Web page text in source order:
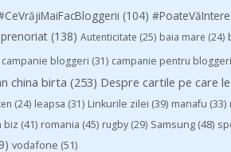
(104)
(138) Autenticitate (25) baia mare (24)
campanie bloggeri (31) campanie pentru
china birta (253) Despre cartile pe care
(24) leapsa (31) Linkurile zilei (39) manafu (33)
biz (41) romania (45) rugby (29) Samsung (48)
vodafone (51)